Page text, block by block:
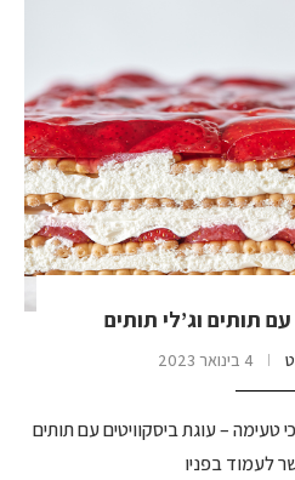
תותים וג’לי תותים
4 בינואר 2023
טעימה – עוגת ביסקוויטים עם תותים
לעמוד בפניו